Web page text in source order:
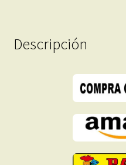
Formato
PDF
Descripción